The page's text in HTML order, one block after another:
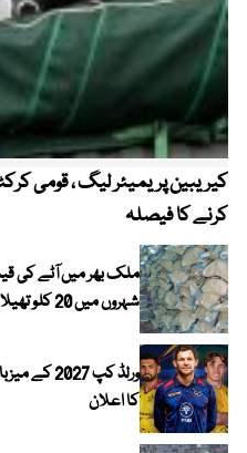
کرنے کا فیصلہ
ملک بھر میں آٹے کی
شہروں میں 20 کلو تھیلا 100 روپے تک مہنگا
ورلڈ کپ
کا اعلان